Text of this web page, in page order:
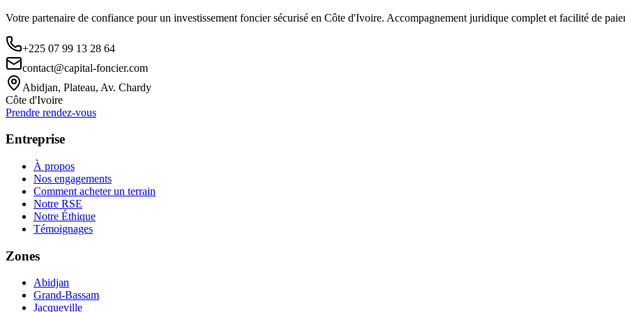
Votre partenaire de confiance pour un investissement foncier sécurisé en Côte d'Ivoire. Accompagnement juridique complet et facilité de
+225 07 99 13 28 64
contact@capital-foncier.com
Abidjan, Plateau, Av. Chardy
Côte d'Ivoire
Prendre rendez-vous
Entreprise
À propos
Nos engagements
Comment acheter un terrain
Notre RSE
Notre Éthique
Témoignages
Zones
Abidjan
Grand-Bassam
Jacqueville